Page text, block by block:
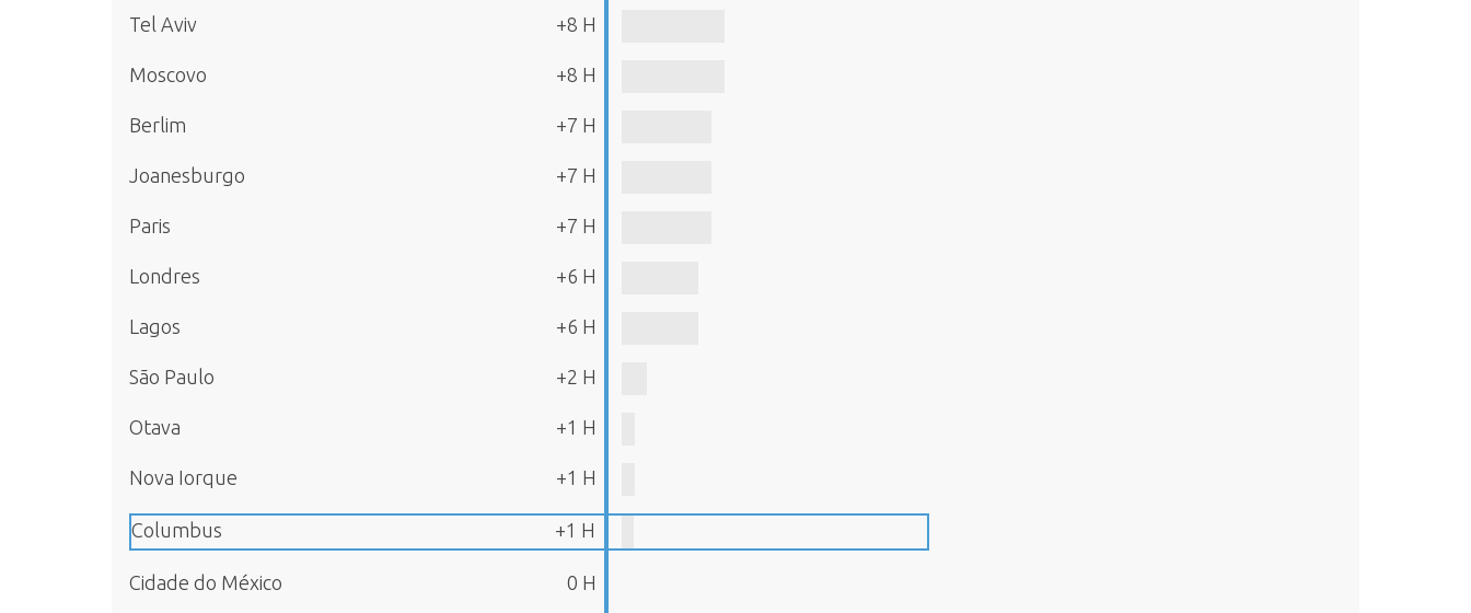
Tel Aviv +8 H
Moscovo +8 H
Berlim +7 H
Joanesburgo +7 H
Paris +7 H
Londres +6 H
Lagos +6 H
São Paulo +2 H
Otava +1 H
Nova Iorque +1 H
Columbus +1 H
Cidade do México 0 H